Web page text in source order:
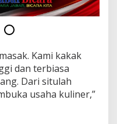
Kami kakak
dan terbiasa
Dari situlah
usaha kuliner,”